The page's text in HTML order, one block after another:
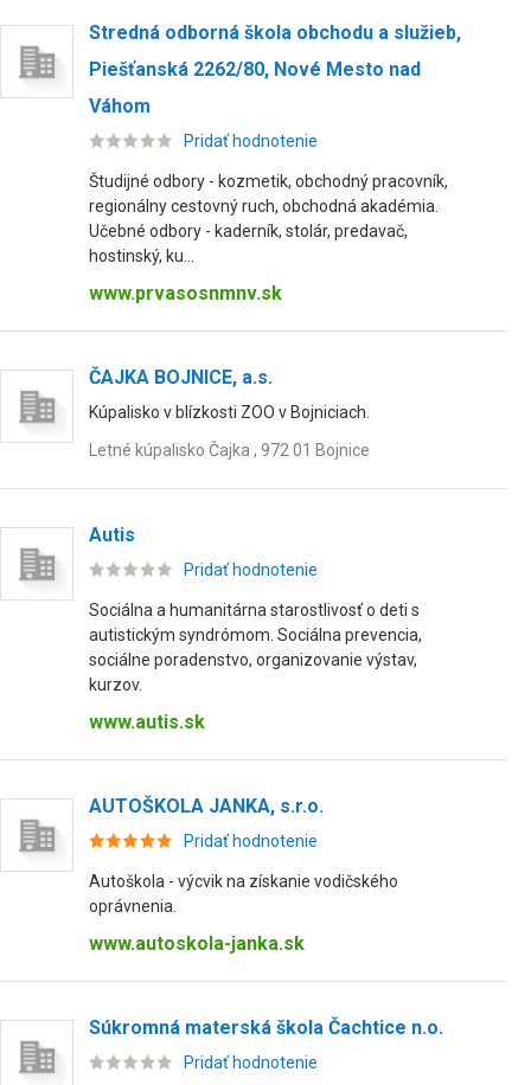
Stredná odborná škola obchodu a služieb,
Piešťanská 2262/80, Nové Mesto nad
Váhom
Pridať hodnotenie
Študijné odbory - kozmetik, obchodný pracovník,
regionálny cestovný ruch, obchodná akadémia.
Učebné odbory - kaderník, stolár, predavač,
hostinský, ku...
www.prvasosnmnv.sk
ČAJKA BOJNICE, a.s.
Kúpalisko v blízkosti ZOO v Bojniciach.
Letné kúpalisko Čajka , 972 01 Bojnice
Autis
Pridať hodnotenie
Sociálna a humanitárna starostlivosť o deti s
autistickým syndrómom. Sociálna prevencia,
sociálne poradenstvo, organizovanie výstav,
kurzov.
www.autis.sk
AUTOŠKOLA JANKA, s.r.o.
Pridať hodnotenie
Autoškola - výcvik na získanie vodičského
oprávnenia.
www.autoskola-janka.sk
Súkromná materská škola Čachtice n.o.
Pridať hodnotenie